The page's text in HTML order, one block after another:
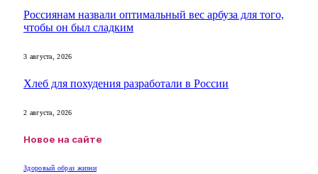
Россиянам назвали оптимальный вес арбуза для того,
чтобы он был сладким
3 августа, 2026
Хлеб для похудения разработали в России
2 августа, 2026
Новое на сайте
Здоровый образ жизни